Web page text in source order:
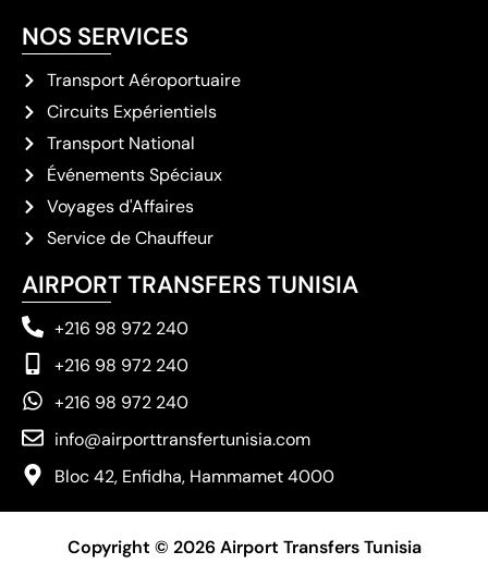
NOS SERVICES
Transport Aéroportuaire
Circuits Expérientiels
Transport National
Événements Spéciaux
Voyages d'Affaires
Service de Chauffeur
AIRPORT TRANSFERS TUNISIA
+216 98 972 240
+216 98 972 240
+216 98 972 240
info@airporttransfertunisia.com
Bloc 42, Enfidha, Hammamet 4000
Copyright © 2026 Airport Transfers Tunisia